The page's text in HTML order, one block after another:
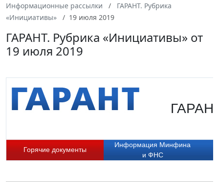
Информационные рассылки
ГАРАНТ. Рубрика
«Инициативы»
19 июля 2019
ГАРАНТ. Рубрика «Инициативы» от
19 июля 2019
Горячие документы
Информация Минфина
и ФНС